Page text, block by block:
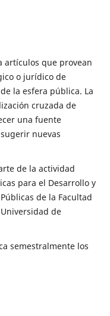
artículos que provean
o jurídico de
la esfera pública. La
cruzada de
una fuente
nuevas
de la actividad
para el Desarrollo y
de la Facultad
de
semestralmente los